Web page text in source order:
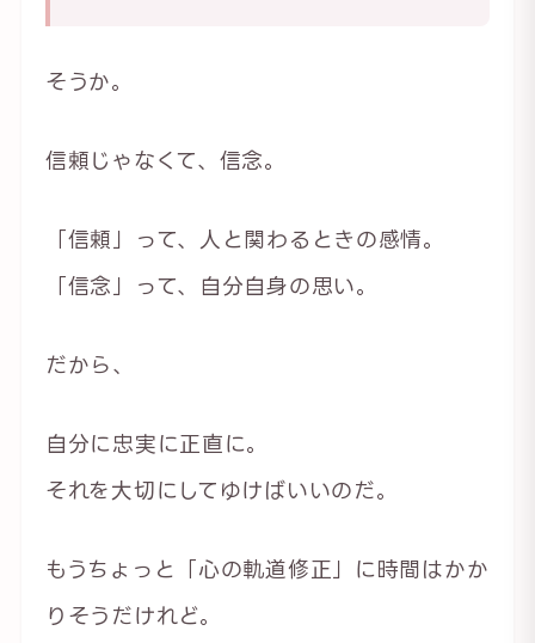
そうか。
信頼じゃなくて、信念。
「信頼」って、人と関わるときの感情。
「信念」って、自分自身の思い。
だから、
自分に忠実に正直に。
それを大切にしてゆけばいいのだ。
もうちょっと「心の軌道修正」に時間はかか
りそうだけれど。